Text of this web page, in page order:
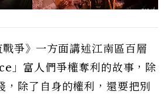
爭》一方面講述江南區百層
」富人們爭權奪利的故事，除
，除了自身的權利，還要把別